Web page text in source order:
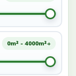
0m² - 4000m²+